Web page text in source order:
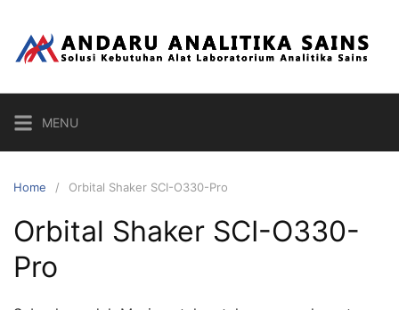
content
MENU
Home Orbital Shaker SCI-O330-Pro
Orbital Shaker SCI-O330-
Pro